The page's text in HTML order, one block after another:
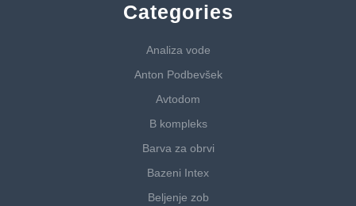
Categories
Analiza vode
Anton Podbevšek
Avtodom
B kompleks
Barva za obrvi
Bazeni Intex
Beljenje zob